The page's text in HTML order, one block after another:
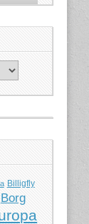
Billigfly
Borg